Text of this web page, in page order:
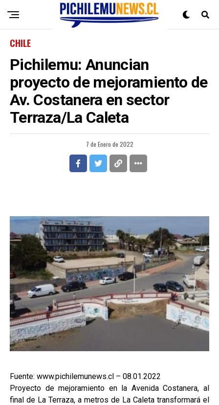
CHILE
Pichilemu: Anuncian
proyecto de mejoramiento de
Av. Costanera en sector
Terraza/La Caleta
7 de Enero de 2022
Fuente: www.pichilemunews.cl – 08.01.2022
Proyecto de mejoramiento en la Avenida Costanera, al
final de La Terraza, a metros de La Caleta transformará el